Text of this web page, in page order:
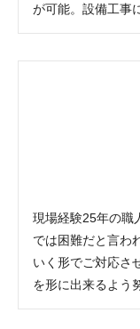
が可能。設備工事
現場経験25年の職
では困難だと言わ
いく形でご対応さ
を形に出来るよう